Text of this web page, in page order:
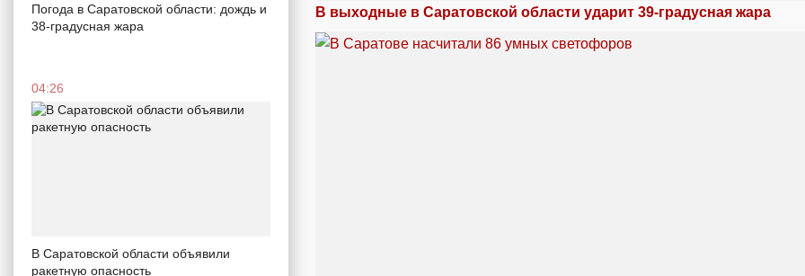
Погода в Саратовской области: дождь и
38-градусная жара
04:26
В Саратовской области объявили
ракетную опасность
В выходные в Саратовской области ударит 39-градусная жара